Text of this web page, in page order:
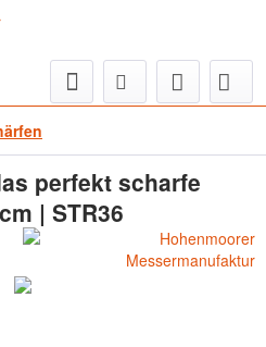
perfekt scharfe
| STR36